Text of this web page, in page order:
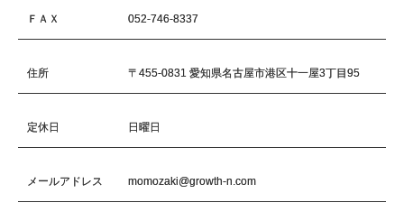
ＦＡＸ 052-746-8337
住所 〒455-0831 愛知県名古屋市港区十一屋3丁目95
定休日 日曜日
メールアドレス momozaki@growth-n.com